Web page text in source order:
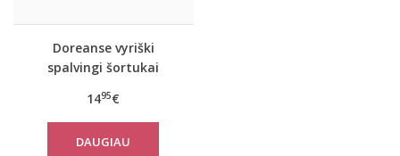
Doreanse vyriški
spalvingi šortukai
1495€
DAUGIAU